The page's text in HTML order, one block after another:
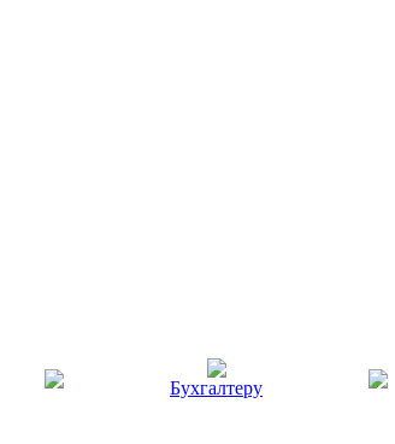
Бухгалтеру